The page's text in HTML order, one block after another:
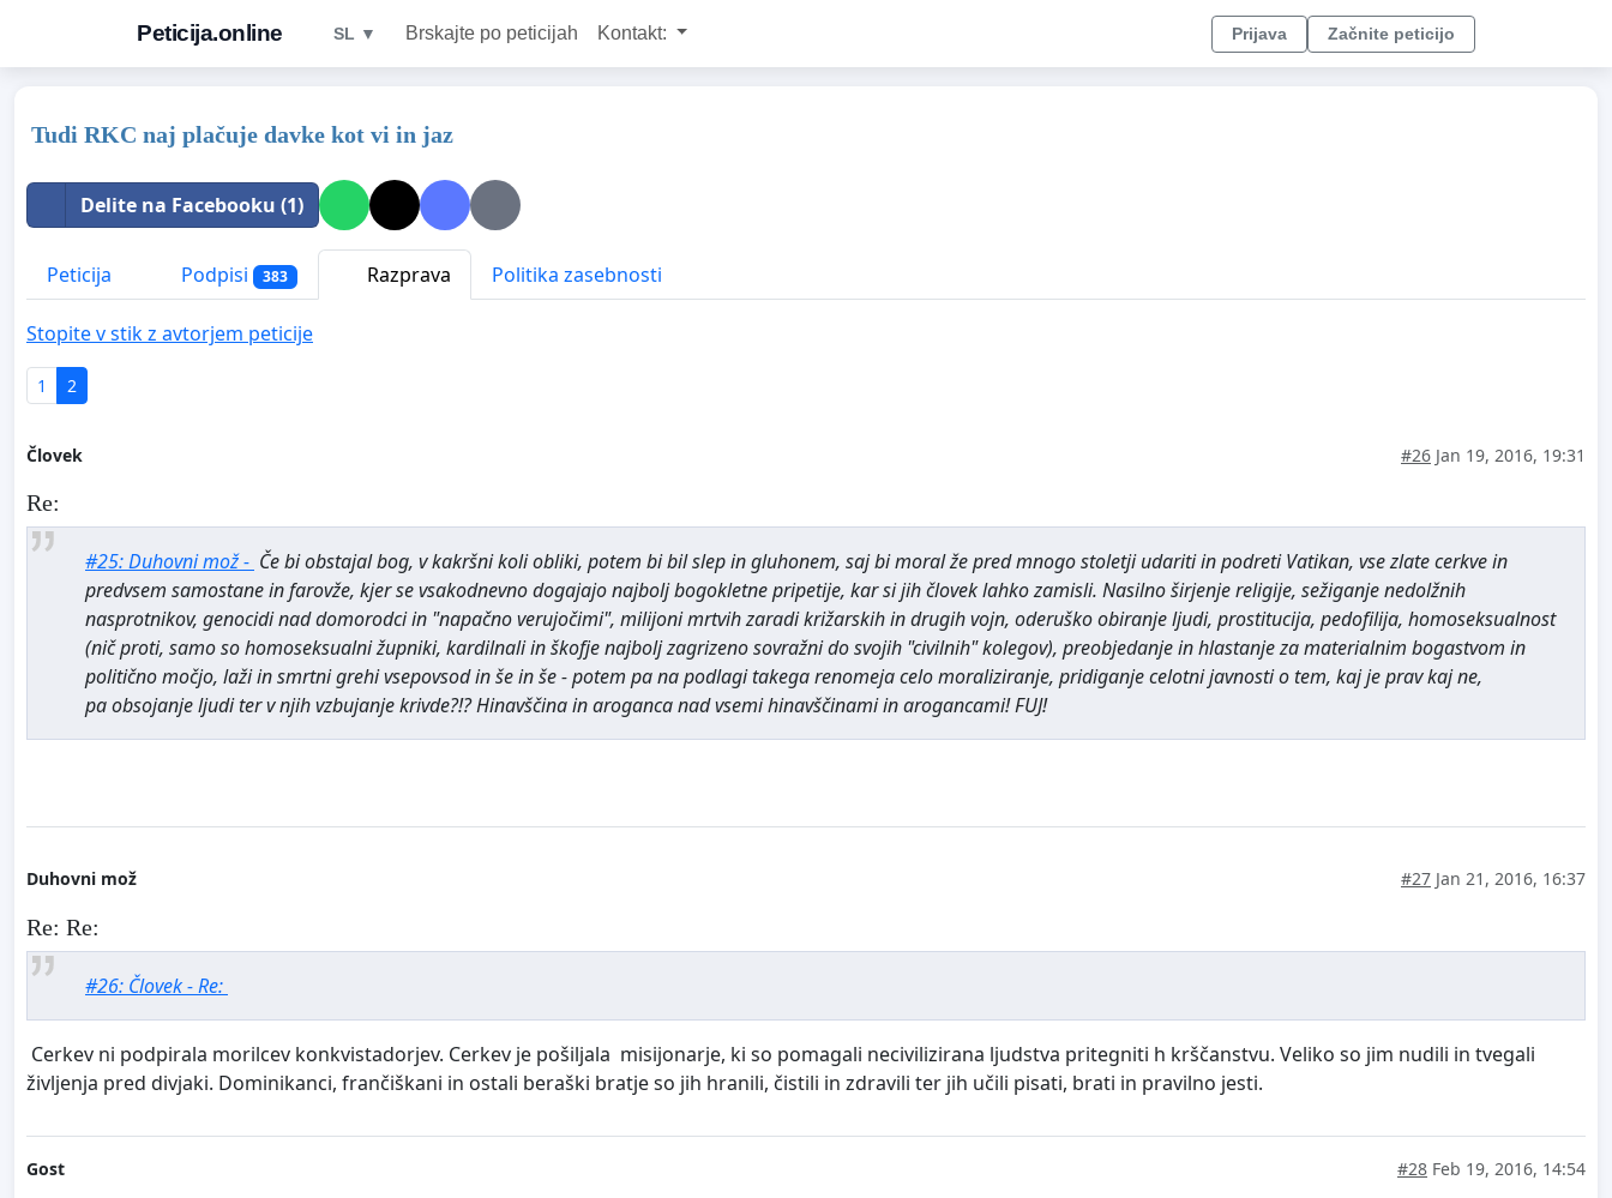
Peticija.online SL ▼ Brskajte po peticijah Kontakt: Prijava Začnite peticijo
Tudi RKC naj plačuje davke kot vi in jaz
Delite na Facebooku (1)
Peticija Podpisi 383 Razprava Politika zasebnosti
Stopite v stik z avtorjem peticije
1 2
Človek #26 Jan 19, 2016, 19:31
Re:
#25: Duhovni mož - Če bi obstajal bog, v kakršni koli obliki, potem bi bil slep in gluhonem, saj bi moral že pred mnogo stoletji udariti in podreti Vatikan, vse zlate cerkve in
predvsem samostane in farovže, kjer se vsakodnevno dogajajo najbolj bogokletne pripetije, kar si jih človek lahko zamisli. Nasilno širjenje religije, sežiganje nedolžnih
nasprotnikov, genocidi nad domorodci in "napačno verujočimi", milijoni mrtvih zaradi križarskih in drugih vojn, oderuško obiranje ljudi, prostitucija, pedofilija, homoseksualnost
(nič proti, samo so homoseksualni župniki, kardilnali in škofje najbolj zagrizeno sovražni do svojih "civilnih" kolegov), preobjedanje in hlastanje za materialnim bogastvom in
politično močjo, laži in smrtni grehi vsepovsod in še in še - potem pa na podlagi takega renomeja celo moraliziranje, pridiganje celotni javnosti o tem, kaj je prav kaj ne,
pa obsojanje ljudi ter v njih vzbujanje krivde?!? Hinavščina in aroganca nad vsemi hinavščinami in arogancami! FUJ!
Duhovni mož #27 Jan 21, 2016, 16:37
Re: Re:
#26: Človek - Re:
Cerkev ni podpirala morilcev konkvistadorjev. Cerkev je pošiljala misijonarje, ki so pomagali necivilizirana ljudstva pritegniti h krščanstvu. Veliko so jim nudili in tvegali
življenja pred divjaki. Dominikanci, frančiškani in ostali beraški bratje so jih hranili, čistili in zdravili ter jih učili pisati, brati in pravilno jesti.
Gost #28 Feb 19, 2016, 14:54